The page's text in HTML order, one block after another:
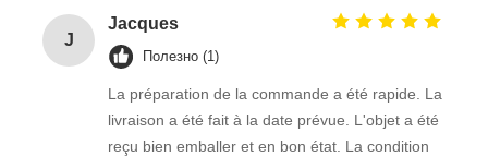
J
Jacques
Полезно (1)
La préparation de la commande a été rapide. La
livraison a été fait à la date prévue. L'objet a été
reçu bien emballer et en bon état. La condition